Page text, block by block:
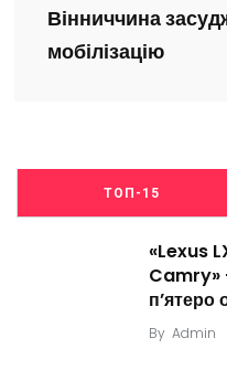
Вінниччина
мобілізацію
ТОП-15
«Lexus
Camry»
п’ятеро
By Admin